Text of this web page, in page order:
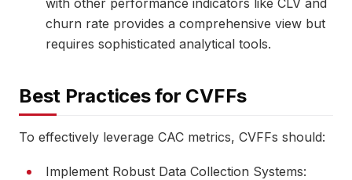
with other performance indicators like CLV and
churn rate provides a comprehensive view but
requires sophisticated analytical tools.
Best Practices for CVFFs
To effectively leverage CAC metrics, CVFFs should:
Implement Robust Data Collection Systems: